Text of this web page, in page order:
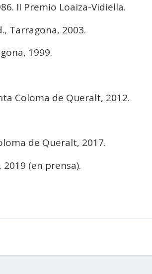
II Premio Loaiza-Vidiella.
Tarragona, 2003.
1999.
Coloma de Queralt, 2012.
de Queralt, 2017.
(en prensa).